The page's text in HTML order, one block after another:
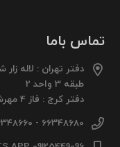
تماس باما
دفتر تهران : لاله
طبقه 3 واحد 2
دفتر کرج : فاز 4 مهرشهر خیابان 411 شرقی پلاک 114 واحد 1
66348680 - 66348660 تماس از 8 صبح تا 6 شب